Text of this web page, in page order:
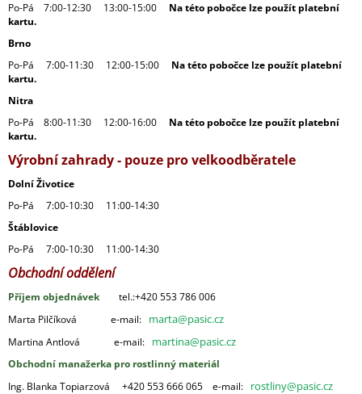
Po-Pá 7:00-12:30 13:00-15:00
Na této pobočce lze použít platební
kartu.
Brno
Po-Pá 7:00-11:30 12:00-15:00
Na této pobočce lze použít platební
kartu.
Nitra
Po-Pá 8:00-11:30 12:00-16:00 Na této pobočce lze použít platební
kartu.
Výrobní zahrady - pouze pro velkoodběratele
Dolní Životice
Po-Pá 7:00-10:30 11:00-14:30
Štáblovice
Po-Pá 7:00-10:30 11:00-14:30
Obchodní oddělení
Příjem objednávek
tel.:+420 553 786 006
Marta Pilčíková e-mail: marta@pasic.cz
Martina Antlová e-mail: martina@pasic.cz
Obchodní manažerka pro rostlinný materiál
Ing. Blanka Topiarzová +420 553 666 065 e-mail: rostliny@pasic.cz